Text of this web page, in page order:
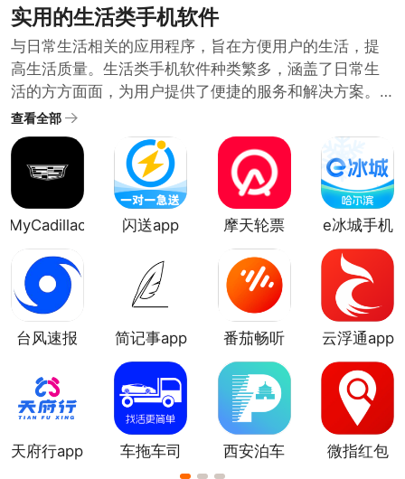
实用的生活类手机软件
与日常生活相关的应用程序，旨在方便用户的生活，提
高生活质量。生活类手机软件种类繁多，涵盖了日常生
活的方方面面，为用户提供了便捷的服务和解决方案。
随着科技的发展和人们生活水平的提高，生活类手机软
件也在不断推陈出新，满足用户日益增长的需求。哪些
生活类软件比较实用呢？小编在生活类软件合集中为大
家整理了很多日常需要的好用方便的生活类手机软件。
需要的用户可以下载体验便捷的生活服务。
查看全部
MyCadillac
app
闪送app
摩天轮票
务app
e冰城手机
版
台风速报
简记事app
番茄畅听
音乐版app
云浮通app
天府行app
车拖车司
西安泊车 微指红包